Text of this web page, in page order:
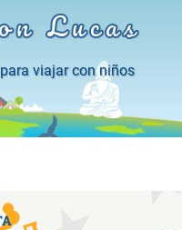
Lucas
viajar con niños